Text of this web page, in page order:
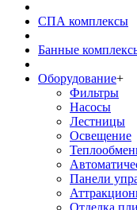
СПА комплексы
Банные
Оборудование+
Фильтры
Насосы
Лестницы
Освещение
Панели
Отделка